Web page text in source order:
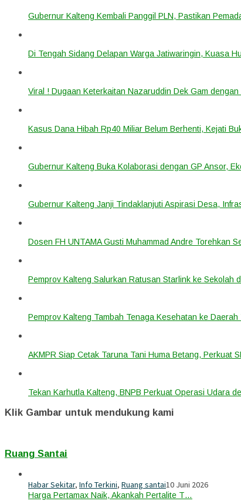
Gubernur Kalteng Kembali Panggil PLN, Pastikan
Di Tengah Sidang Delapan Warga Jatiwaringin, Kuasa
Viral ! Dugaan Keterkaitan Nazaruddin Dek Gam
Kasus Dana Hibah Rp40 Miliar Belum Berhenti, Kejati
Gubernur Kalteng Buka Kolaborasi dengan GP Ansor,
Gubernur Kalteng Janji Tindaklanjuti Aspirasi Desa,
Dosen FH UNTAMA Gusti Muhammad Andre Torehkan
Pemprov Kalteng Salurkan Ratusan Starlink ke
Pemprov Kalteng Tambah Tenaga Kesehatan ke
AKMPR Siap Cetak Taruna Tani Huma Betang, Perkuat
Tekan Karhutla Kalteng, BNPB Perkuat Operasi Udara
Klik Gambar untuk mendukung kami
Ruang Santai
Habar Sekitar, Info Terkini, Ruang santai10 Juni 2026
Harga Pertamax Naik, Akankah Pertalite T…